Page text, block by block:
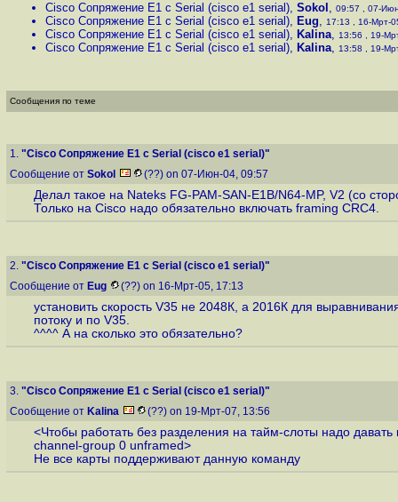
Cisco Сопряжение E1 с Serial (cisco e1 serial), Sokol , 09:57 , 07-
Cisco Сопряжение E1 с Serial (cisco e1 serial), Eug, 17:13 , 16-Мрт-
Cisco Сопряжение E1 с Serial (cisco e1 serial), Kalina, 13:56 , 19-
Cisco Сопряжение E1 с Serial (cisco e1 serial), Kalina, 13:58 , 19-
Сообщения по теме
1. "Cisco Сопряжение E1 с Serial (cisco e1 serial)"
Сообщение от Sokol (??) on 07-Июн-04, 09:57
Делал такое на Nateks FG-PAM-SAN-E1B/N64-MP, V2 (со
Только на Cisco надо обязательно включать framing CRC4.
2. "Cisco Сопряжение E1 с Serial (cisco e1 serial)"
Сообщение от Eug (??) on 16-Мрт-05, 17:13
установить скорость V35 не 2048К, а 2016К для
потоку и по V35.
^^^^ А на сколько это обязательно?
3. "Cisco Сопряжение E1 с Serial (cisco e1 serial)"
Сообщение от Kalina (??) on 19-Мрт-07, 13:56
<Чтобы работать без разделения на тайм-слоты надо давать
channel-group 0 unframed>
Не все карты поддерживают данную команду